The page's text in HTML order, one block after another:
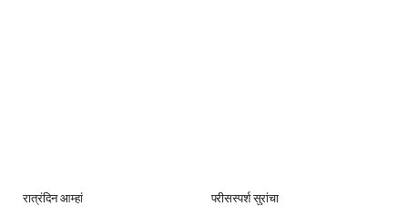
रात्रंदिन आम्हां परीसस्पर्श सुरांचा